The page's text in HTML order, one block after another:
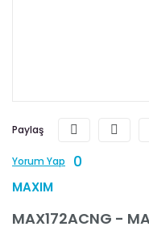
Paylaş
Yorum Yap 0
MAXIM
MAX172ACNG -